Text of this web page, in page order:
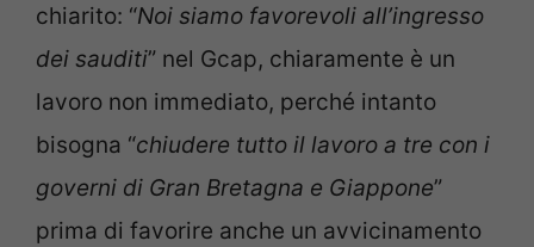
chiarito: “Noi siamo favorevoli all’ingresso
dei sauditi” nel Gcap, chiaramente è un
lavoro non immediato, perché intanto
bisogna “chiudere tutto il lavoro a tre con i
governi di Gran Bretagna e Giappone”
prima di favorire anche un avvicinamento